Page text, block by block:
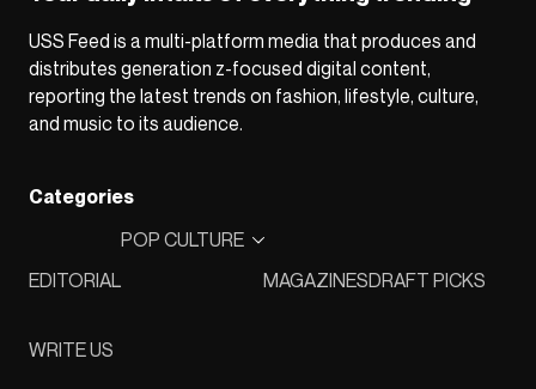
USS Feed is a multi-platform media that produces and
distributes generation z-focused digital content,
reporting the latest trends on fashion, lifestyle, culture,
and music to its audience.
Categories
EDITORIAL
POP CULTURE
MAGAZINESDRAFT PICKS
WRITE US